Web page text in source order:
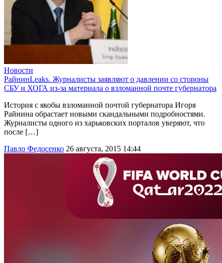
Новости
РайнинLeaks. Журналисты заявляют о давлении со стороны
СБУ и ХОГА из-за материала о взломанной почте губернатора
История с якобы взломанной почтой губернатора Игоря
Райнина обрастает новыми скандальными подробностями.
Журналисты одного из харьковских порталов уверяют, что
после […]
Павло Федосенко 26 августа, 2015 14:44